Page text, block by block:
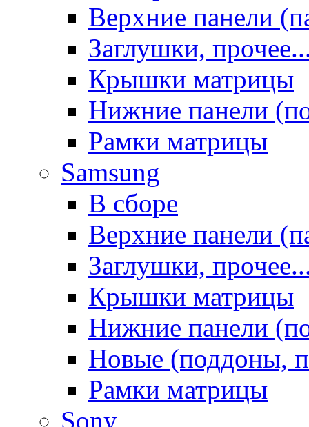
Верхние панели
Заглушки,
Крышки матрицы
Нижние панели
Рамки матрицы
Samsung
В сборе
Верхние панели
Заглушки,
Крышки матрицы
Нижние панели
Новые (поддоны,
Рамки матрицы
Sony